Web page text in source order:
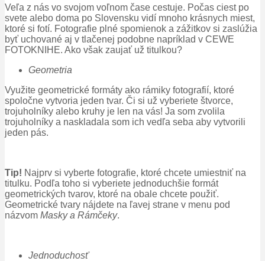
Veľa z nás vo svojom voľnom čase cestuje. Počas ciest po
svete alebo doma po Slovensku vidí mnoho krásnych miest,
ktoré si fotí. Fotografie plné spomienok a zážitkov si zaslúžia
byť uchované aj v tlačenej podobne napríklad v CEWE
FOTOKNIHE. Ako však zaujať už titulkou?
Geometria
Využite geometrické formáty ako rámiky fotografií, ktoré
spoločne vytvoria jeden tvar. Či si už vyberiete štvorce,
trojuholníky alebo kruhy je len na vás! Ja som zvolila
trojuholníky a naskladala som ich vedľa seba aby vytvorili
jeden pás.
Tip! Najprv si vyberte fotografie, ktoré chcete umiestniť na
titulku. Podľa toho si vyberiete jednoduchšie formát
geometrických tvarov, ktoré na obale chcete použiť.
Geometrické tvary nájdete na ľavej strane v menu pod
názvom Masky a Rámčeky.
Jednoduchosť